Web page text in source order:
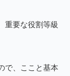
重要な役割等級
で、ここと基本